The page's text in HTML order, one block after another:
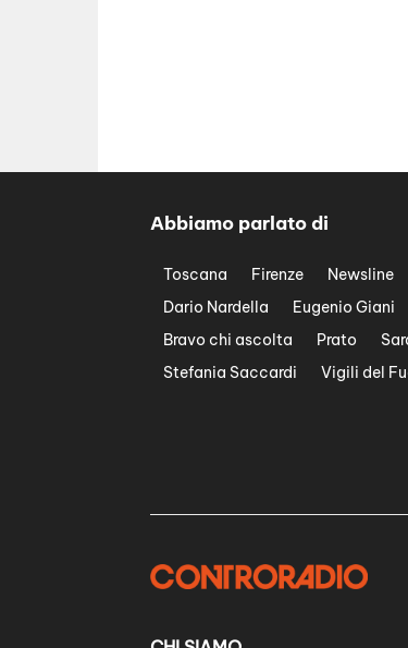
Abbiamo parlato di
Toscana Firenze Newsline
Dario Nardella
Eugenio Giani
Bravo chi ascolta
Prato
Stefania Saccardi
Vigili del